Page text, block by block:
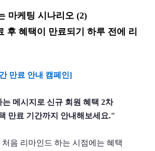
마케팅 시나리오 (2)
후 혜택이 만료되기 하루 전에 리
만료 안내 캠페인]
메시지로 신규 회원 혜택 2차
만료 기간까지 안내해보세요."
음 리마인드 하는 시점에는 혜택